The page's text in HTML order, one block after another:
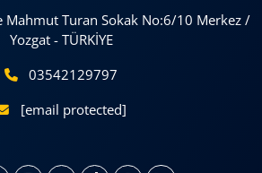
Mahmut Turan Sokak No:6/10 Merkez /
Yozgat - TÜRKİYE
03542129797
[email protected]